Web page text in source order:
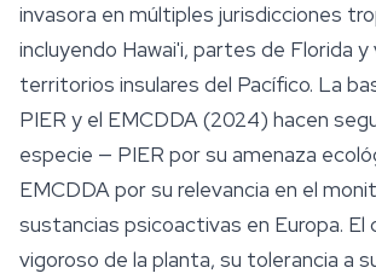
invasora en múltiples jurisdicciones
incluyendo Hawai'i, partes de Florida y
territorios insulares del Pacífico. La
PIER y el EMCDDA (2024) hacen
especie — PIER por su amenaza
EMCDDA por su relevancia en el
sustancias psicoactivas en Europa. El
vigoroso de la planta, su tolerancia a